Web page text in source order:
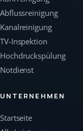
Abflussreinigung
Kanalreinigung
TV-Inspektion
Hochdruckspülung
Notdienst
UNTERNEHMEN
Startseite